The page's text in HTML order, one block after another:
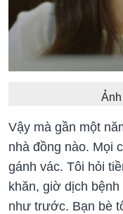
Vậy mà gần một
nhà đồng nào. Mọi
gánh vác. Tôi hỏi
khăn, giờ dịch
như trước. Bạn bè